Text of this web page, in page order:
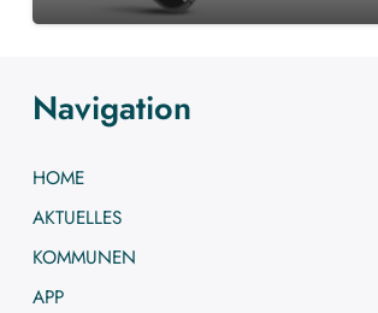
Navigation
HOME
AKTUELLES
KOMMUNEN
APP